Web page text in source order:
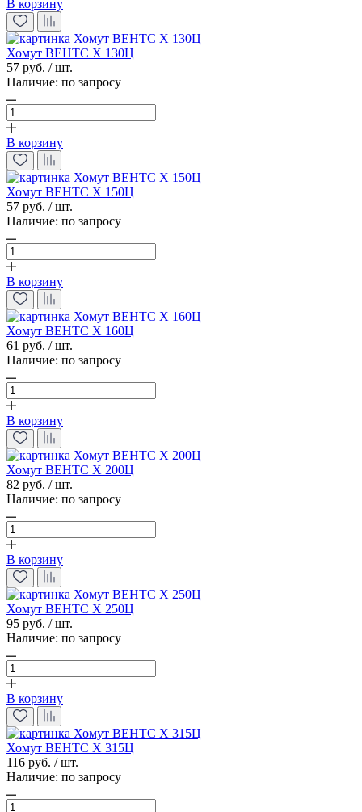
В корзину
Хомут ВЕНТС Х 130Ц
57 руб. / шт.
Наличие: по запросу
В корзину
Хомут ВЕНТС Х 150Ц
57 руб. / шт.
Наличие: по запросу
В корзину
Хомут ВЕНТС Х 160Ц
61 руб. / шт.
Наличие: по запросу
В корзину
Хомут ВЕНТС Х 200Ц
82 руб. / шт.
Наличие: по запросу
В корзину
Хомут ВЕНТС Х 250Ц
95 руб. / шт.
Наличие: по запросу
В корзину
Хомут ВЕНТС Х 315Ц
116 руб. / шт.
Наличие: по запросу